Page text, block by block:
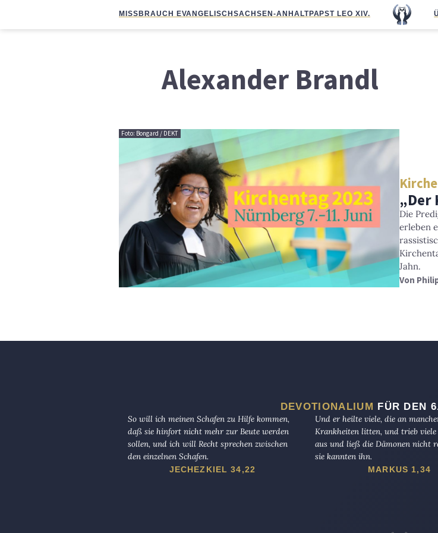
MISSBRAUCH EVANGELISCHSACHSEN-ANHALTPAPST LEO XIV.
Alexander Brandl
Foto: Bongard / DEKT
Kirche
Die
erleben
Jahn.
Von
DEVOTIONALIUM FÜR DEN
So will ich meinen Schafen zu Hilfe kommen,
daß sie hinfort nicht mehr zur Beute werden
sollen, und ich will Recht sprechen zwischen
den einzelnen Schafen.
JECHEZKIEL 34,22
Und er heilte viele, die an
Krankheiten litten, und trieb viele
aus und ließ die Dämonen nicht
sie kannten ihn.
MARKUS 1,34